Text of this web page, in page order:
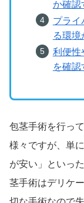
か確認
プライ
る環境
利便性
を確認
包茎手術を行っ
様々ですが、単
が安い」といっ
茎手術はデリケ